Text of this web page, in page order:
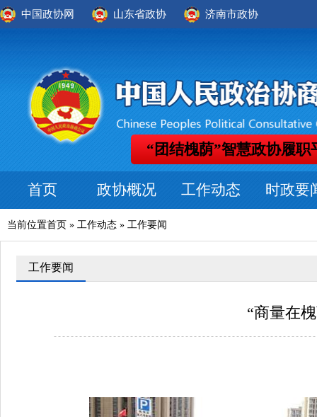
中国政协网 山东省政协 济南市政协
“团结槐荫”智慧政协履职
首页 政协概况 工作动态 时政要
当前位置首页 » 工作动态 » 工作要闻
工作要闻
“商量在